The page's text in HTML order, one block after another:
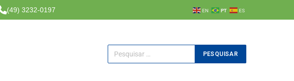
(49) 3232-0197 EN PT ES